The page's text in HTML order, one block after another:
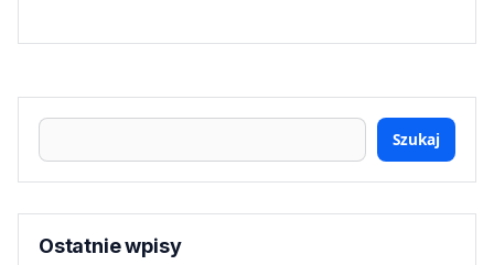
Szukaj
Ostatnie wpisy